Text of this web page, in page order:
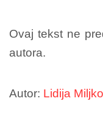
Ovaj tekst ne
autora.
Autor: Lidija